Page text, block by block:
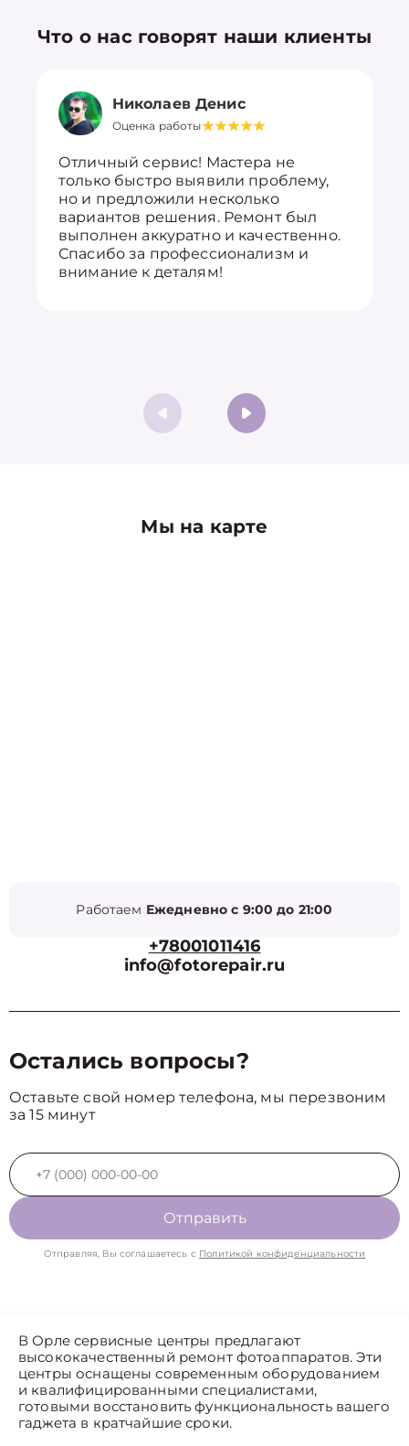
Что о нас говорят наши клиенты
Николаев Денис
Оценка работы
Отличный сервис! Мастера не
только быстро выявили проблему,
но и предложили несколько
вариантов решения. Ремонт был
выполнен аккуратно и качественно.
Спасибо за профессионализм и
внимание к деталям!
Мы на карте
Работаем Ежедневно с 9:00 до 21:00
+78001011416
info@fotorepair.ru
Остались вопросы?
Оставьте свой номер телефона, мы перезвоним
за 15 минут
Отправить
Отправляя, Вы соглашаетесь с Политикой конфиденциальности
В Орле сервисные центры предлагают
высококачественный ремонт фотоаппаратов. Эти
центры оснащены современным оборудованием
и квалифицированными специалистами,
готовыми восстановить функциональность вашего
гаджета в кратчайшие сроки.